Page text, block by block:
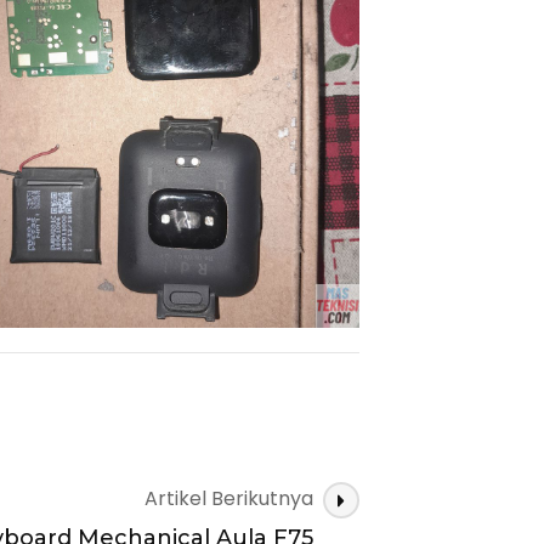
Artikel Berikutnya
Mechanical Aula F75